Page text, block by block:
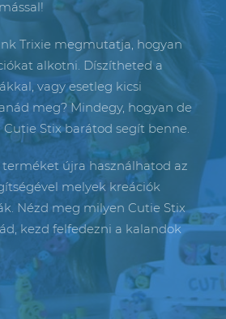
Trixie megmutatja, hogyan
alkotni. Díszítheted a
vagy esetleg kicsi
meg? Mindegy, hogyan de
Cutie Stix barátod segít benne.
újra használhatod az
melyek kreációk
Nézd meg milyen Cutie Stix
kezd felfedezni a kalandok